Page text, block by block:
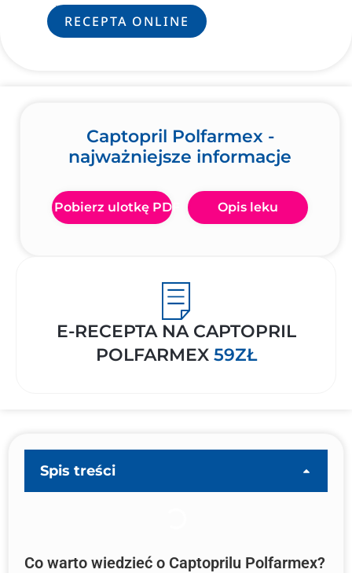
leczenie.
RECEPTA ONLINE
Captopril Polfarmex -
najważniejsze informacje
Pobierz ulotkę PDF Opis leku
E-RECEPTA NA CAPTOPRIL
POLFARMEX 59ZŁ
Spis treści
Co warto wiedzieć o Captoprilu Polfarmex?